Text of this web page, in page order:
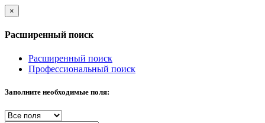
×
Расширенный поиск
Расширенный поиск
Профессиональный поиск
Заполните необходимые поля: